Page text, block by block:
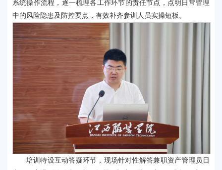
系统操作流程，逐一梳理各工作环节的责任节点，点明日常管理
中的风险隐患及防控要点，有效补齐参训人员实操短板。
培训特设互动答疑环节，现场针对性解答兼职资产管理员日